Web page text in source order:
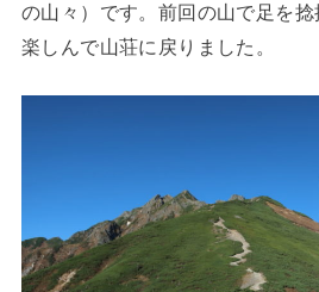
の山々）です。前回の山で足を
楽しんで山荘に戻りました。